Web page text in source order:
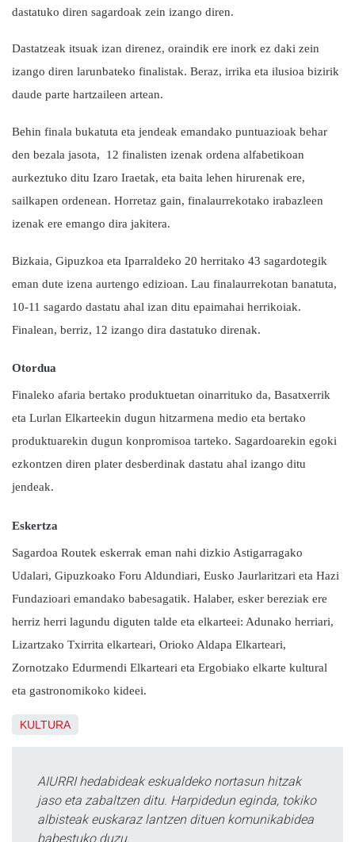
dastatuko diren sagardoak zein izango diren.
Dastatzeak itsuak izan direnez, oraindik ere inork ez daki zein
izango diren larunbateko finalistak. Beraz, irrika eta ilusioa bizirik
daude parte hartzaileen artean.
Behin finala bukatuta eta jendeak emandako puntuazioak behar
den bezala jasota,
12 finalisten izenak ordena alfabetikoan
aurkeztuko ditu Izaro Iraetak, eta baita lehen hirurenak ere,
sailkapen ordenean. Horretaz gain, finalaurrekotako irabazleen
izenak ere emango dira jakitera.
Bizkaia, Gipuzkoa eta Iparraldeko 20 herritako 43 sagardotegik
eman dute izena aurtengo edizioan. Lau finalaurrekotan banatuta,
10-11 sagardo dastatu ahal izan ditu epaimahai herrikoiak.
Finalean, berriz, 12 izango dira dastatuko direnak.
Otordua
Finaleko afaria bertako produktuetan oinarrituko da, Basatxerrik
eta Lurlan Elkarteekin dugun hitzarmena medio eta bertako
produktuarekin dugun konpromisoa tarteko. Sagardoarekin egoki
ezkontzen diren plater desberdinak dastatu ahal izango ditu
jendeak.
Eskertza
Sagardoa Routek eskerrak eman nahi dizkio Astigarragako
Udalari, Gipuzkoako Foru Aldundiari, Eusko Jaurlaritzari eta Hazi
Fundazioari emandako babesagatik. Halaber, esker bereziak ere
herriz herri lagundu diguten talde eta elkarteei: Adunako herriari,
Lizartzako Txirrita elkarteari, Orioko Aldapa Elkarteari,
Zornotzako Edurmendi Elkarteari eta Ergobiako elkarte kultural
eta gastronomikoko kideei.
KULTURA
AIURRI hedabideak eskualdeko nortasun hitzak
jaso eta zabaltzen ditu. Harpidedun eginda, tokiko
albisteak euskaraz lantzen dituen komunikabidea
babestuko duzu.